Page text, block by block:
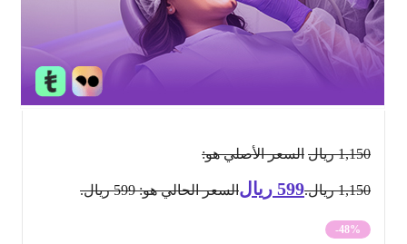
1,150 ريال السعر الأصلي هو:
1,150 ريال. 599 ريالالسعر الحالي هو: 599 ريال.
-48%